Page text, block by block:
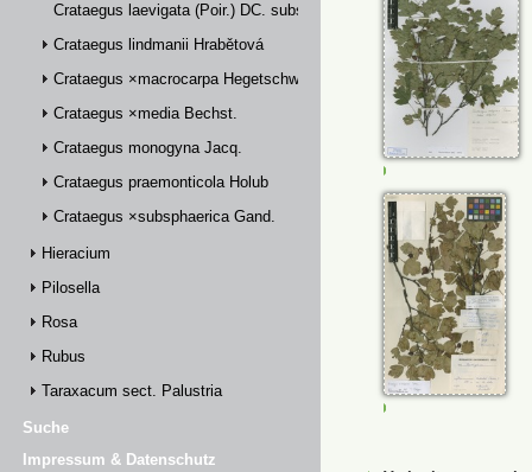
Crataegus laevigata (Poir.) DC. subsp. palmstruchii (Lindm.) Franco
Crataegus lindmanii Hrabětová
Crataegus ×macrocarpa Hegetschw.
Crataegus ×media Bechst.
Crataegus monogyna Jacq.
Crataegus praemonticola Holub
Crataegus ×subsphaerica Gand.
Hieracium
Pilosella
Rosa
Rubus
Taraxacum sect. Palustria
Suche
Impressum & Datenschutz